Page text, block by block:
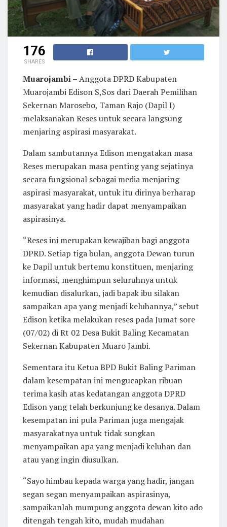
176
SHARES
Muarojambi –Anggota DPRD Kabupaten
Muarojambi Edison S,Sos dari Daerah Pemilihan
Sekernan Marosebo, Taman Rajo (Dapil I)
melaksanakan Reses untuk secara langsung
menjaring aspirasi masyarakat.
Dalam sambutannya Edison mengatakan masa
Reses merupakan masa penting yang sejatinya
secara fungsional sebagai media menjaring
aspirasi masyarakat, untuk itu dirinya berharap
masyarakat yang hadir dapat menyampaikan
aspirasinya.
“Reses ini merupakan kewajiban bagi anggota
DPRD. Setiap tiga bulan, anggota Dewan turun
ke Dapil untuk bertemu konstituen, menjaring
informasi, menghimpun seluruhnya untuk
kemudian disalurkan, jadi bapak ibu silakan
sampaikan apa yang menjadi keluhannya,” sebut
Edison ketika melakukan reses pada Jumat sore
(07/02) di Rt 02 Desa Bukit Baling Kecamatan
Sekernan Kabupaten Muaro Jambi.
Sementara itu Ketua BPD Bukit Baling Pariman
dalam kesempatan ini mengucapkan ribuan
terima kasih atas kedatangan anggota DPRD
Edison yang telah berkunjung ke desanya. Dalam
kesempatan ini pula Pariman juga mengajak
masyarakatnya untuk tidak sungkan
menyampaikan apa yang menjadi keluhan dan
atau yang ingin diusulkan.
“Sayo himbau kepada warga yang hadir, jangan
segan segan menyampaikan aspirasinya,
sampaikanlah mumpung anggota dewan kito ado
ditengah tengah kito, mudah mudahan